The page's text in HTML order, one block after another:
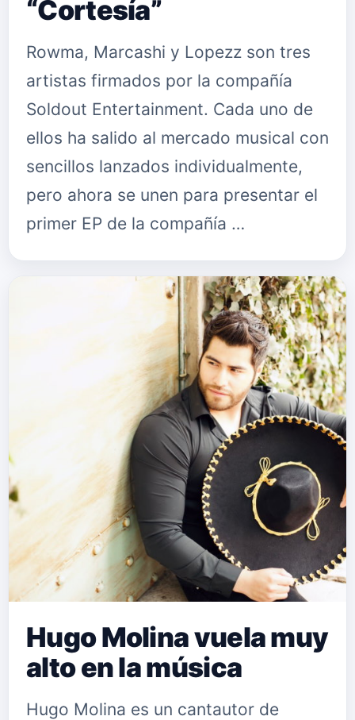
“Cortesía”
Rowma, Marcashi y Lopezz son tres
artistas firmados por la compañía
Soldout Entertainment. Cada uno de
ellos ha salido al mercado musical con
sencillos lanzados individualmente,
pero ahora se unen para presentar el
primer EP de la compañía …
Hugo Molina vuela muy
alto en la música
Hugo Molina es un cantautor de